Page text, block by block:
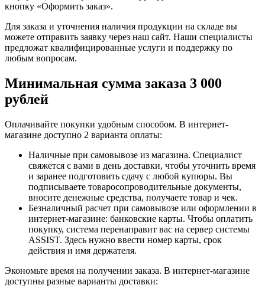
кнопку «Оформить заказ».
Для заказа и уточнения наличия продукции на складе вы
можете отправить заявку через наш сайт. Наши специалисты
предложат квалифицированные услуги и поддержку по
любым вопросам.
Минимальная сумма заказа 3 000
рублей
Оплачивайте покупки удобным способом. В интернет-
магазине доступно 2 варианта оплаты:
Наличные при самовывозе из магазина. Специалист
свяжется с вами в день доставки, чтобы уточнить время
и заранее подготовить сдачу с любой купюры. Вы
подписываете товаросопроводительные документы,
вносите денежные средства, получаете товар и чек.
Безналичный расчет при самовывозе или оформлении в
интернет-магазине: банковские карты. Чтобы оплатить
покупку, система перенаправит вас на сервер системы
ASSIST. Здесь нужно ввести номер карты, срок
действия и имя держателя.
Экономьте время на получении заказа. В интернет-магазине
доступны разные варианты доставки: